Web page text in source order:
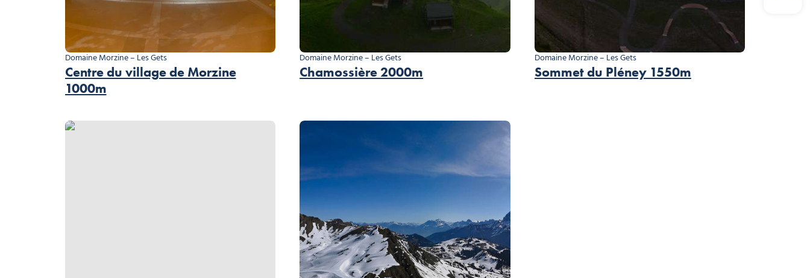
Domaine Morzine – Les Gets
Centre du village de Morzine
1000m
Domaine Morzine – Les Gets
Chamossière 2000m
Domaine Morzine – Les Gets
Sommet du Pléney 1550m